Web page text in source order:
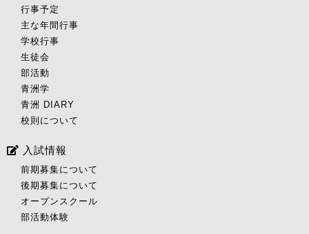
行事予定
主な年間行事
学校行事
生徒会
部活動
青洲学
青洲 DIARY
校則について
入試情報
前期募集について
後期募集について
オープンスクール
部活動体験